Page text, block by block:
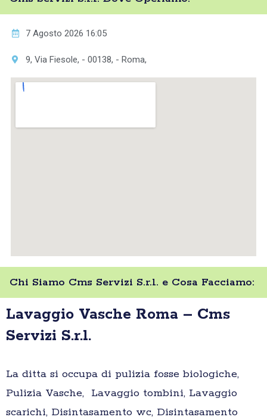
7 Agosto 2026 16:05
9, Via Fiesole, - 00138, - Roma,
Chi Siamo Cms Servizi S.r.l. e Cosa Facciamo:
Lavaggio Vasche Roma – Cms
Servizi S.r.l.
La ditta si occupa di pulizia fosse biologiche,
Pulizia Vasche, Lavaggio tombini, Lavaggio
scarichi, Disintasamento wc, Disintasamento